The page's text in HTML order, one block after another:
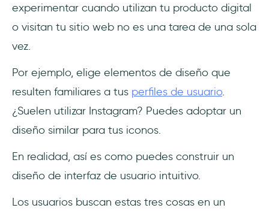
experimentar cuando utilizan tu producto digital
o visitan tu sitio web no es una tarea de una sola
vez.
Por ejemplo, elige elementos de diseño que
resulten familiares a tus perfiles de usuario.
¿Suelen utilizar Instagram? Puedes adoptar un
diseño similar para tus iconos.
En realidad, así es como puedes construir un
diseño de interfaz de usuario intuitivo.
Los usuarios buscan estas tres cosas en un